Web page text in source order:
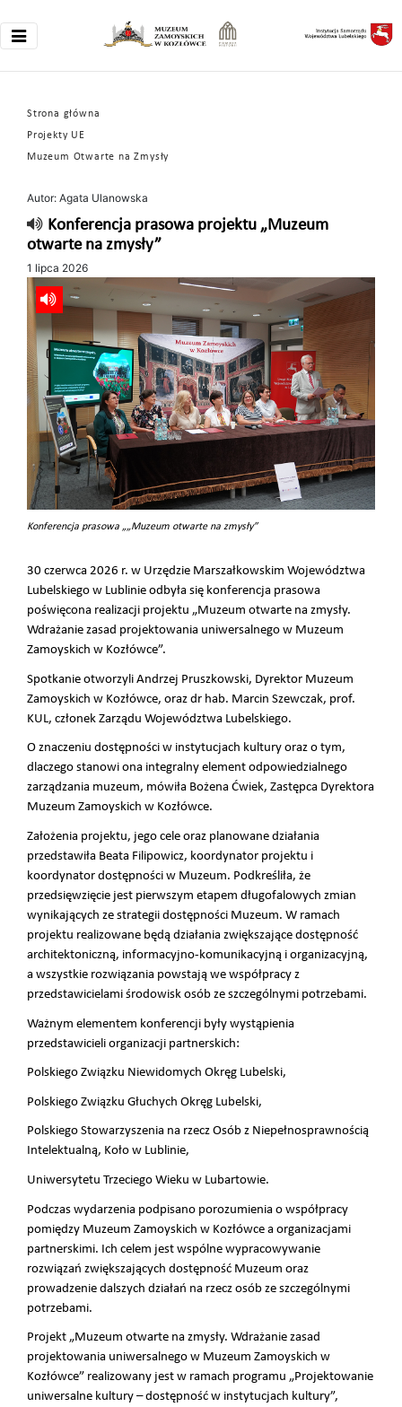
Strona główna
Projekty UE
Muzeum Otwarte na Zmysły
Autor: Agata Ulanowska
Konferencja prasowa projektu „Muzeum
otwarte na zmysły”
1 lipca 2026
Konferencja prasowa „„Muzeum otwarte na zmysły”
30 czerwca 2026 r. w Urzędzie Marszałkowskim Województwa
Lubelskiego w Lublinie odbyła się konferencja prasowa
poświęcona realizacji projektu „Muzeum otwarte na zmysły.
Wdrażanie zasad projektowania uniwersalnego w Muzeum
Zamoyskich w Kozłówce”.
Spotkanie otworzyli Andrzej Pruszkowski, Dyrektor Muzeum
Zamoyskich w Kozłówce, oraz dr hab. Marcin Szewczak, prof.
KUL, członek Zarządu Województwa Lubelskiego.
O znaczeniu dostępności w instytucjach kultury oraz o tym,
dlaczego stanowi ona integralny element odpowiedzialnego
zarządzania muzeum, mówiła Bożena Ćwiek, Zastępca Dyrektora
Muzeum Zamoyskich w Kozłówce.
Założenia projektu, jego cele oraz planowane działania
przedstawiła Beata Filipowicz, koordynator projektu i
koordynator dostępności w Muzeum. Podkreśliła, że
przedsięwzięcie jest pierwszym etapem długofalowych zmian
wynikających ze strategii dostępności Muzeum. W ramach
projektu realizowane będą działania zwiększające dostępność
architektoniczną, informacyjno-komunikacyjną i organizacyjną,
a wszystkie rozwiązania powstają we współpracy z
przedstawicielami środowisk osób ze szczególnymi potrzebami.
Ważnym elementem konferencji były wystąpienia
przedstawicieli organizacji partnerskich:
Polskiego Związku Niewidomych Okręg Lubelski,
Polskiego Związku Głuchych Okręg Lubelski,
Polskiego Stowarzyszenia na rzecz Osób z Niepełnosprawnością
Intelektualną, Koło w Lublinie,
Uniwersytetu Trzeciego Wieku w Lubartowie.
Podczas wydarzenia podpisano porozumienia o współpracy
pomiędzy Muzeum Zamoyskich w Kozłówce a organizacjami
partnerskimi. Ich celem jest wspólne wypracowywanie
rozwiązań zwiększających dostępność Muzeum oraz
prowadzenie dalszych działań na rzecz osób ze szczególnymi
potrzebami.
Projekt „Muzeum otwarte na zmysły. Wdrażanie zasad
projektowania uniwersalnego w Muzeum Zamoyskich w
Kozłówce” realizowany jest w ramach programu „Projektowanie
uniwersalne kultury – dostępność w instytucjach kultury”,